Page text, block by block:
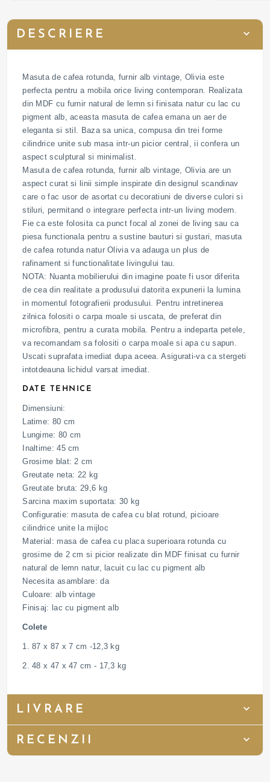
DESCRIERE
Masuta de cafea rotunda, furnir alb vintage, Olivia este
perfecta pentru a mobila orice living contemporan. Realizata
din MDF cu furnir natural de lemn si finisata natur cu lac cu
pigment alb, aceasta masuta de cafea emana un aer de
eleganta si stil. Baza sa unica, compusa din trei forme
cilindrice unite sub masa intr-un picior central, ii confera un
aspect sculptural si minimalist.
Masuta de cafea rotunda, furnir alb vintage, Olivia are un
aspect curat si linii simple inspirate din designul scandinav
care o fac usor de asortat cu decoratiuni de diverse culori si
stiluri, permitand o integrare perfecta intr-un living modern.
Fie ca este folosita ca punct focal al zonei de living sau ca
piesa functionala pentru a sustine bauturi si gustari, masuta
de cafea rotunda natur Olivia va adauga un plus de
rafinament si functionalitate livingului tau.
NOTA: Nuanta mobilierului din imagine poate fi usor diferita
de cea din realitate a produsului datorita expunerii la lumina
in momentul fotografierii produsului. Pentru intretinerea
zilnica folositi o carpa moale si uscata, de preferat din
microfibra, pentru a curata mobila. Pentru a indeparta petele,
va recomandam sa folositi o carpa moale si apa cu sapun.
Uscati suprafata imediat dupa aceea. Asigurati-va ca stergeti
intotdeauna lichidul varsat imediat.
DATE TEHNICE
Dimensiuni:
Latime: 80 cm
Lungime: 80 cm
Inaltime: 45 cm
Grosime blat: 2 cm
Greutate neta: 22 kg
Greutate bruta: 29,6 kg
Sarcina maxim suportata: 30 kg
Configuratie: masuta de cafea cu blat rotund, picioare
cilindrice unite la mijloc
Material: masa de cafea cu placa superioara rotunda cu
grosime de 2 cm si picior realizate din MDF finisat cu furnir
natural de lemn natur, lacuit cu lac cu pigment alb
Necesita asamblare: da
Culoare: alb vintage
Finisaj: lac cu pigment alb
Colete
1. 87 x 87 x 7 cm -12,3 kg
2. 48 x 47 x 47 cm - 17,3 kg
LIVRARE
RECENZII